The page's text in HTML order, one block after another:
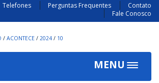
Telefones Perguntas Frequentes
Contato
Fale Conosco
/ ACONTECE / 2024 / 10
MENU
Toggle